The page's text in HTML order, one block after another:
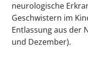
neurologische
Geschwistern im
Entlassung aus der
und Dezember).